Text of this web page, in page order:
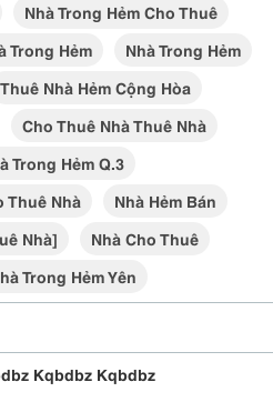
Nhà Trong Hẻm Cho Thuê
Trong Hẻm
Nhà Trong Hẻm
Thuê Nhà Hẻm Cộng Hòa
Cho Thuê Nhà Thuê Nhà
Trong Hẻm Q.3
Thuê Nhà
Nhà Hẻm Bán
Nhà]
Nhà Cho Thuê
Trong Hẻm Yên
Kqbdbz Kqbdbz